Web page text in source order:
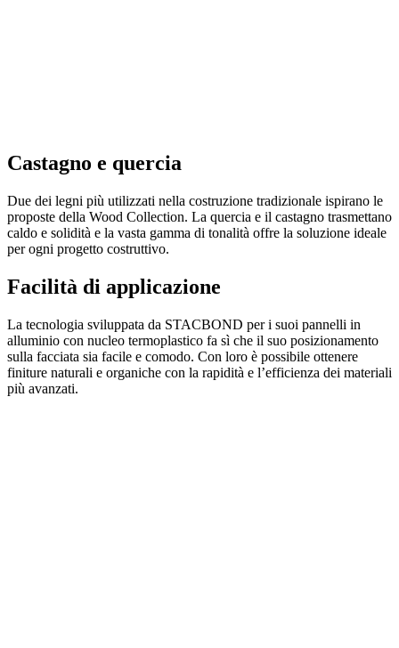
Castagno e quercia
Due dei legni più utilizzati nella costruzione tradizionale ispirano le
proposte della Wood Collection. La quercia e il castagno trasmettano
caldo e solidità e la vasta gamma di tonalità offre la soluzione ideale
per ogni progetto costruttivo.
Facilità di applicazione
La tecnologia sviluppata da STACBOND per i suoi pannelli in
alluminio con nucleo termoplastico fa sì che il suo posizionamento
sulla facciata sia facile e comodo. Con loro è possibile ottenere
finiture naturali e organiche con la rapidità e l’efficienza dei materiali
più avanzati.